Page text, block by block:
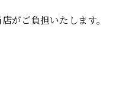
がご負担いたします。